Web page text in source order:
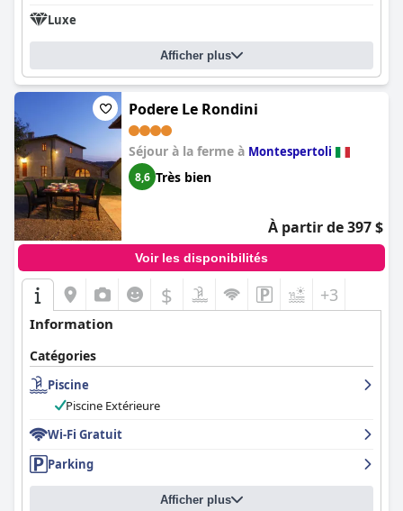
Luxe
Afficher plus
Podere Le Rondini
Séjour à la ferme à Montespertoli
8,6 Très bien
À partir de 397 $
Voir les disponibilités
$ +3
Information
Catégories
Piscine
Piscine Extérieure
Wi-Fi Gratuit
Parking
Afficher plus